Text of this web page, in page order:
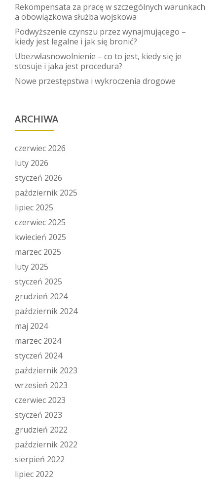
Rekompensata za pracę w szczególnych warunkach
a obowiązkowa służba wojskowa
Podwyższenie czynszu przez wynajmującego –
kiedy jest legalne i jak się bronić?
Ubezwłasnowolnienie – co to jest, kiedy się je
stosuje i jaka jest procedura?
Nowe przestępstwa i wykroczenia drogowe
ARCHIWA
czerwiec 2026
luty 2026
styczeń 2026
październik 2025
lipiec 2025
czerwiec 2025
kwiecień 2025
marzec 2025
luty 2025
styczeń 2025
grudzień 2024
październik 2024
maj 2024
marzec 2024
styczeń 2024
październik 2023
wrzesień 2023
czerwiec 2023
styczeń 2023
grudzień 2022
październik 2022
sierpień 2022
lipiec 2022